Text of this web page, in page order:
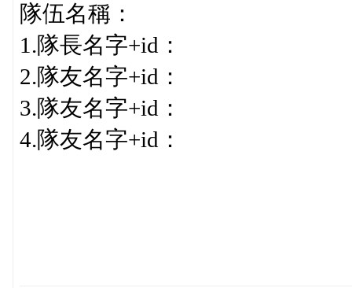
隊伍名稱：
1.隊長名字+id：
2.隊友名字+id：
3.隊友名字+id：
4.隊友名字+id：